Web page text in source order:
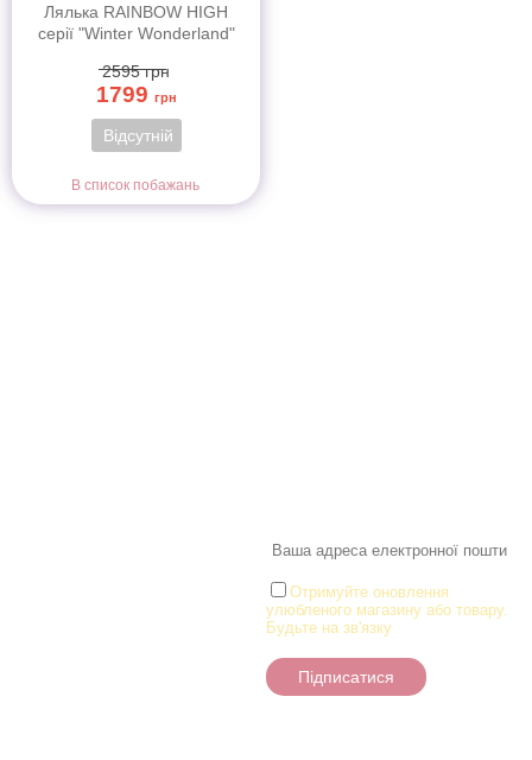
Лялька RAINBOW HIGH
серії "Winter Wonderland"
аксесуарами)
2595грн
1799 грн
Відсутній
В список побажань
Отримуйте оновлення
улюбленого магазину або товару.
Будьте на зв'язку
Підписатися